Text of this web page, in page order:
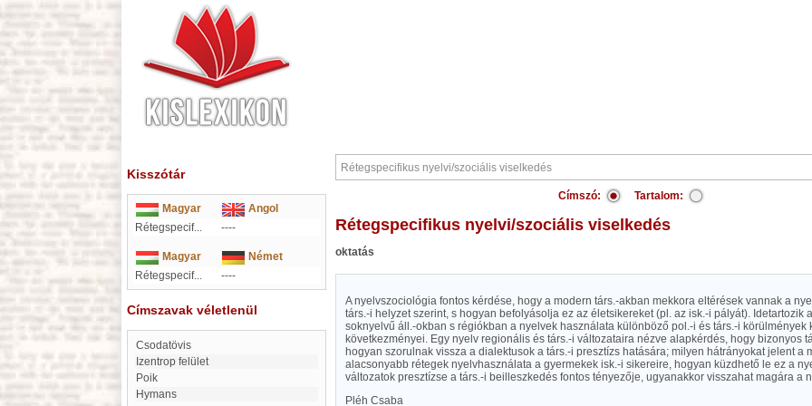
Kisszótár
Magyar
Angol
Rétegspecif...
----
Magyar
Német
Rétegspecif...
----
Címszavak véletlenül
Csodatövis
Izentrop felület
Poik
Hymans
Címszó: Tartalom:
Rétegspecifikus nyelvi/szociális viselkedés
oktatás
A nyelvszociológia fontos kérdése, hogy a modern társ.-akban mekkora eltérések vannak a
társ.-i helyzet szerint, s hogyan befolyásolja ez az életsikereket (pl. az isk.-i pályát). Idetartozik
soknyelvű áll.-okban s régiókban a nyelvek használata különböző pol.-i és társ.-i körülmények
következményei. Egy nyelv regionális és társ.-i változataira nézve alapkérdés, hogy bizonyos
hogyan szorulnak vissza a dialektusok a társ.-i presztízs hatására; milyen hátrányokat jelent a
alacsonyabb rétegek nyelvhasználata a gyermekek isk.-i sikereire, hogyan küzdhető le ez a
változatok presztízse a társ.-i beilleszkedés fontos tényezője, ugyanakkor visszahat magára a
Pléh Csaba